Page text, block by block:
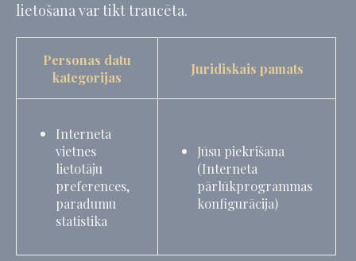
lietošana var tikt traucēta.
Personas datu
kategorijas
Juridiskais pamats
Interneta
vietnes
lietotāju
preferences,
paradumu
statistika
Jūsu piekrišana
(Interneta
pārlūkprogrammas
konfigurācija)